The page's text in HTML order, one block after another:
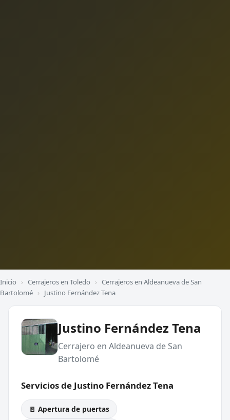
Inicio › Cerrajeros en Toledo › Cerrajeros en Aldeanueva de San
Bartolomé › Justino Fernández Tena
Justino Fernández Tena
Cerrajero en Aldeanueva de San
Bartolomé
Servicios de Justino Fernández Tena
🚪 Apertura de puertas